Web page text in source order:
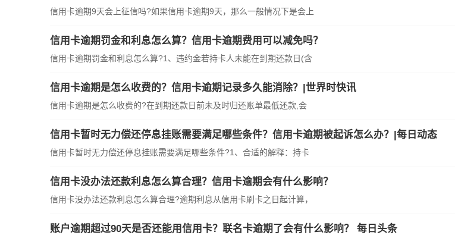
信用卡逾期9天会上征信吗?如果信用卡逾期9天，那么一般情况下是会上
信用卡逾期罚金和利息怎么算？信用卡逾期费用可以减免吗？
信用卡逾期罚金和利息怎么算?1、违约金若持卡人未能在到期还款日(含
信用卡逾期是怎么收费的？信用卡逾期记录多久能消除？|世界时快讯
信用卡逾期是怎么收费的?在到期还款日前未及时归还账单最低还款,会
信用卡暂时无力偿还停息挂账需要满足哪些条件？信用卡逾期被起诉怎么办？|每日动态
信用卡暂时无力偿还停息挂账需要满足哪些条件?1、合适的解释：持卡
信用卡没办法还款利息怎么算合理？信用卡逾期会有什么影响？
信用卡没办法还款利息怎么算合理?逾期利息从信用卡刷卡之日起计算，
账户逾期超过90天是否还能用信用卡？联名卡逾期了会有什么影响？ 每日头条